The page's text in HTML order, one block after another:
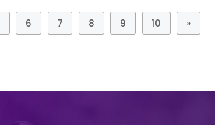
6 7 8 9 10 »